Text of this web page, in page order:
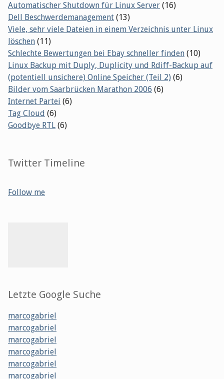
Automatischer Shutdown für Linux Server (16)
Dell Beschwerdemanagement (13)
Viele, sehr viele Dateien in einem Verzeichnis unter Linux
löschen (11)
Schlechte Bewertungen bei Ebay schneller finden (10)
Linux Backup mit Duply, Duplicity und Rdiff-Backup auf
(potentiell unsichere) Online Speicher (Teil 2) (6)
Bilder vom Saarbrücken Marathon 2006 (6)
Internet Partei (6)
Tag Cloud (6)
Goodbye RTL (6)
Twitter Timeline
Follow me
Letzte Google Suche
marcogabriel
marcogabriel
marcogabriel
marcogabriel
marcogabriel
marcogabriel